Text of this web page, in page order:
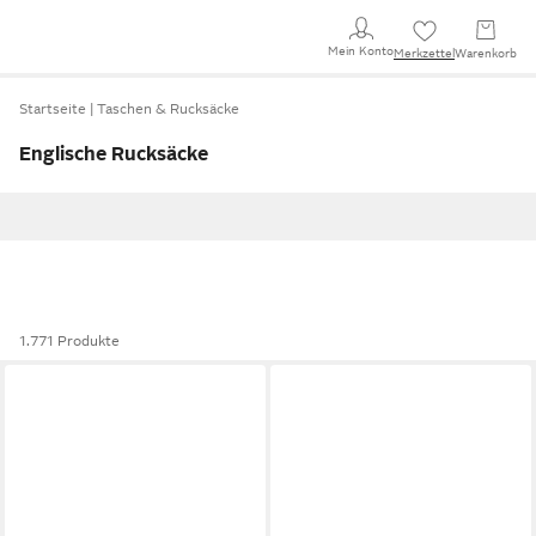
Mein KontoMerkzettel Warenkorb
Startseite Taschen & Rucksäcke
Englische Rucksäcke
1.771 Produkte